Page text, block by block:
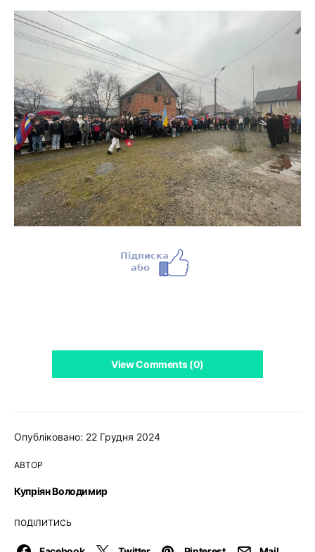
Опубліковано: 22 Грудня 2024
АВТОР
Купріян Володимир
ПОДІЛИТИСЬ
View Comments (0)